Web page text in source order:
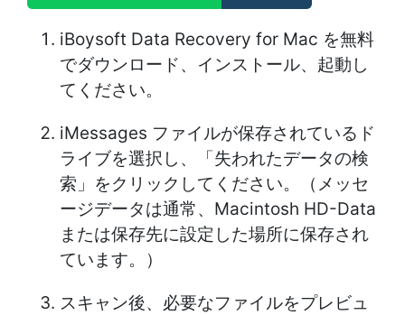
iBoysoft Data Recovery for Mac を無料
でダウンロード、インストール、起動し
てください。
iMessages ファイルが保存されているド
ライブを選択し、「失われたデータの検
索」をクリックしてください。（メッセ
ージデータは通常、Macintosh HD-Data
または保存先に設定した場所に保存され
ています。）
スキャン後、必要なファイルをプレビュ